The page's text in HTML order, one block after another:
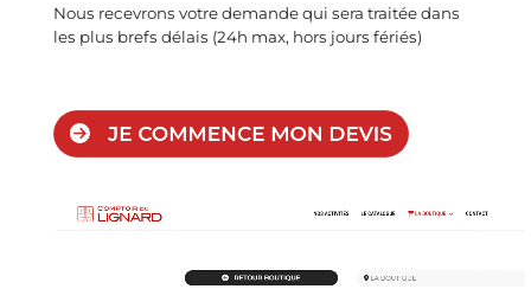
Nous recevrons votre demande qui sera traitée dans
les plus brefs délais (24h max, hors jours fériés)